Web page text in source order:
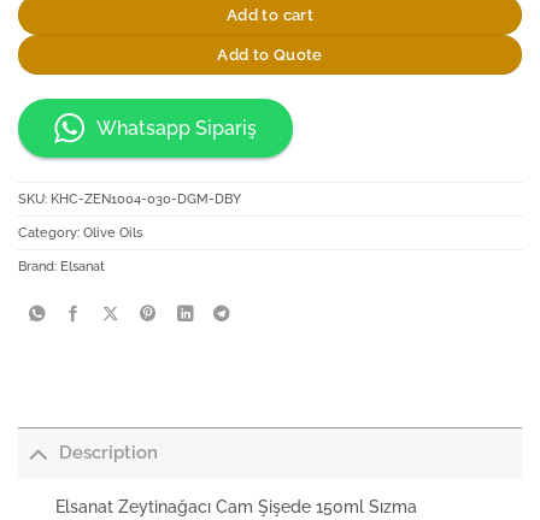
Add to cart
Add to Quote
Whatsapp Sipariş
SKU: KHC-ZEN1004-030-DGM-DBY
Category: Olive Oils
Brand: Elsanat
Description
Elsanat Zeytinağacı Cam Şişede 150ml Sızma